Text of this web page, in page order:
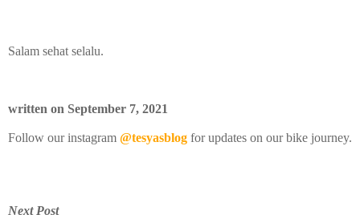
Salam sehat selalu.
written on September 7, 2021
Follow our instagram @tesyasblog for updates on our bike journey.
Next Post